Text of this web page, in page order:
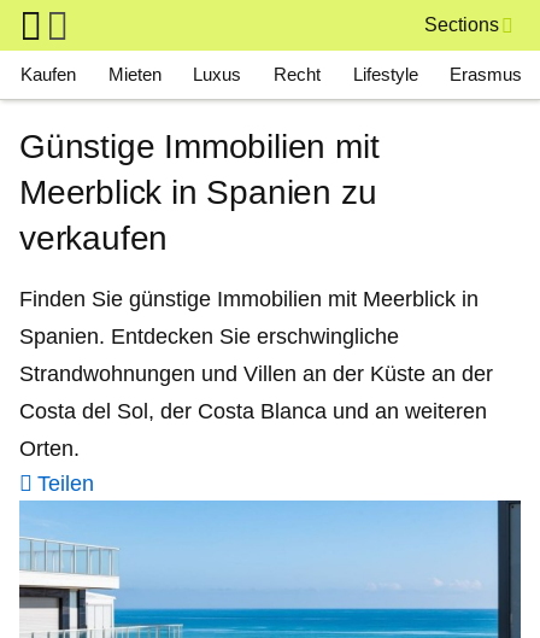
Skip to main content
Sections
Main navigation
Kaufen Mieten Luxus Recht Lifestyle Erasmus
Günstige Immobilien mit
Meerblick in Spanien zu
verkaufen
Finden Sie günstige Immobilien mit Meerblick in
Spanien. Entdecken Sie erschwingliche
Strandwohnungen und Villen an der Küste an der
Costa del Sol, der Costa Blanca und an weiteren
Orten.
Teilen